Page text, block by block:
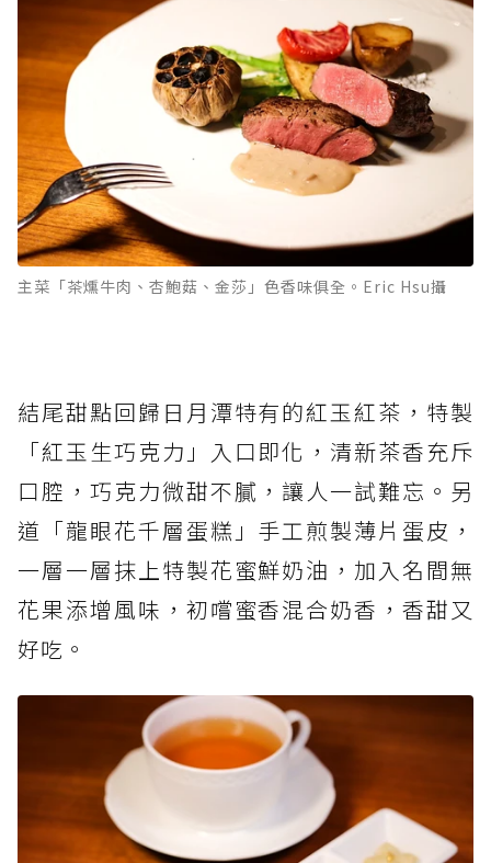
主菜「茶燻牛肉、杏鮑菇、金莎」色香味俱全。Eric Hsu攝
結尾甜點回歸日月潭特有的紅玉紅茶，特製
「紅玉生巧克力」入口即化，清新茶香充斥
口腔，巧克力微甜不膩，讓人一試難忘。另
道「龍眼花千層蛋糕」手工煎製薄片蛋皮，
一層一層抹上特製花蜜鮮奶油，加入名間無
花果添增風味，初嚐蜜香混合奶香，香甜又
好吃。